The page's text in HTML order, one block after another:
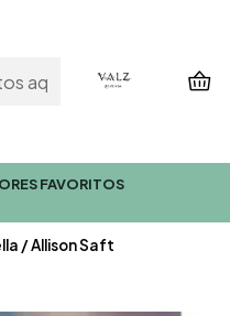
FAVORITOS
/ Allison Saft